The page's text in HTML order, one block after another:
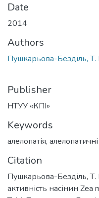
Date
2014
Authors
Пушкарьова-Безділь, Т.
Publisher
НТУУ «КПІ»
Keywords
алелопатія,
Citation
Пушкарьова-Безділь,
активність насінин Zea